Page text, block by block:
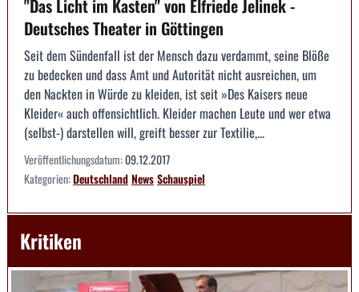
"Das Licht im Kasten" von Elfriede Jelinek -
Deutsches Theater in Göttingen
Seit dem Sündenfall ist der Mensch dazu verdammt, seine Blöße
zu bedecken und dass Amt und Autorität nicht ausreichen, um
den Nackten in Würde zu kleiden, ist seit »Des Kaisers neue
Kleider« auch offensichtlich. Kleider machen Leute und wer etwa
(selbst-) darstellen will, greift besser zur Textilie,...
Veröffentlichungsdatum:09.12.2017
Kategorien:DeutschlandNewsSchauspiel
Kritiken